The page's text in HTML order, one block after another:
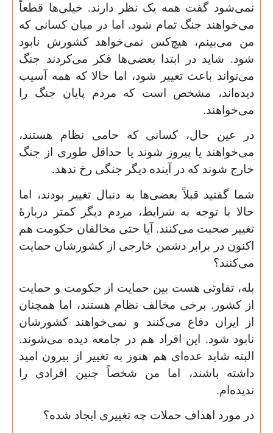
نمی‌شود گفت همه یک نظر دارند. خیلی‌ها قطعاً
می‌خواهند جنگ تمام شود. اما در میان کسانی که
من می‌بینم، هیچ‌کس نمی‌خواهد کشورش نابود
شود. شاید در ابتدا بعضی‌ها فکر می‌کردند جنگ
می‌تواند باعث تغییر شود، اما حالا که همه آسیب
دیده‌اند، مشخص است که مردم پایان جنگ را
می‌خواهند.
در عین حال، کسانی که حامی نظام هستند،
می‌خواهند یا پیروز شوند یا حداقل طوری از جنگ
خارج شوند که در آینده دیگر جنگی رخ ندهد.
شما گفتید قبلاً بعضی‌ها به دنبال تغییر بودند، اما
حالا با توجه به شرایط، مردم دیگر کمتر دربارهٔ
تغییر صحبت می‌کنند. آیا حتی مخالفان حکومت هم
اکنون در برابر دشمن خارجی از کشورشان حمایت
می‌کنند؟
بله، تفاوتی هست بین حمایت از حکومت و حمایت
از کشور. برخی مخالف نظام هستند، اما همچنان
از ایران دفاع می‌کنند و نمی‌خواهند کشورشان
نابود شود. این افراد هم در جامعه دیده می‌شوند.
البته شاید عده‌ای هم هنوز به تغییر از بیرون امید
داشته باشند، اما من شخصاً چنین افرادی را
ندیده‌ام.
در مورد اهداف حملات چه تغییری ایجاد شده؟